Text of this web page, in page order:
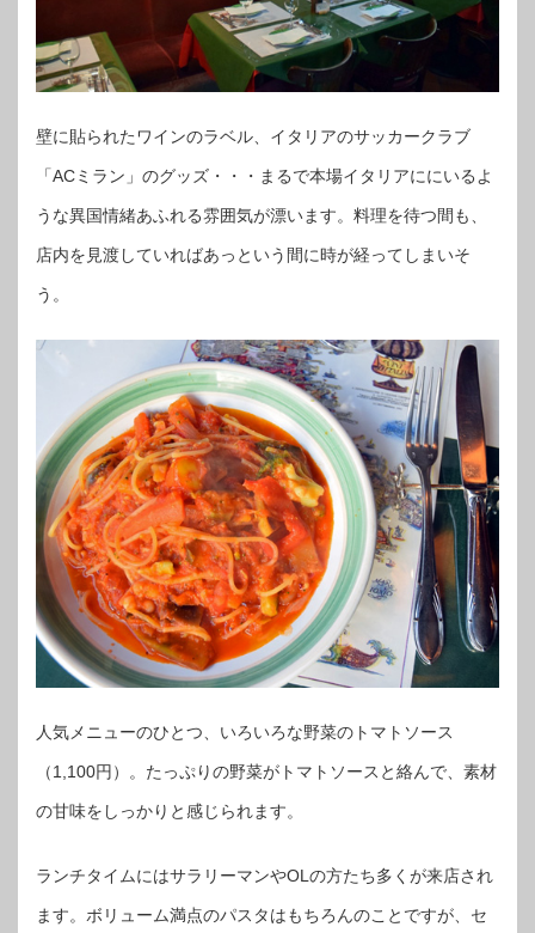
壁に貼られたワインのラベル、イタリアのサッカークラブ
「ACミラン」のグッズ・・・まるで本場イタリアににいるよ
うな異国情緒あふれる雰囲気が漂います。料理を待つ間も、
店内を見渡していればあっという間に時が経ってしまいそ
う。
人気メニューのひとつ、いろいろな野菜のトマトソース
（1,100円）。たっぷりの野菜がトマトソースと絡んで、素材
の甘味をしっかりと感じられます。
ランチタイムにはサラリーマンやOLの方たち多くが来店され
ます。ボリューム満点のパスタはもちろんのことですが、セ